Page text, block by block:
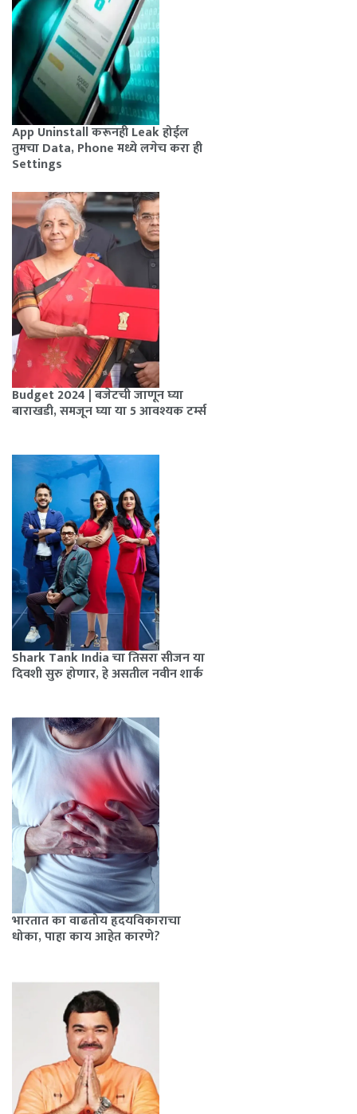
App Uninstall करूनही Leak होईल
तुमचा Data, Phone मध्ये लगेच करा ही
Settings
Budget 2024 | बजेटची जाणून घ्या
बाराखडी, समजून घ्या या 5 आवश्यक टर्म्स
Shark Tank India चा तिसरा सीजन या
दिवशी सुरु होणार, हे असतील नवीन शार्क
भारतात का वाढतोय हृदयविकाराचा
धोका, पाहा काय आहेत कारणे?